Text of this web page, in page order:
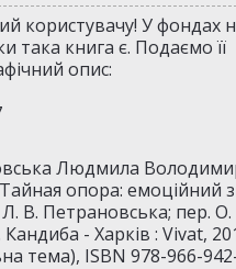
користувачу! У фондах
така книга є. Подаємо її
опис:
Людмила
опора: емоційний
В. Петрановська; пер. О.
- Харків : Vivat,
тема), ISBN 978-966-